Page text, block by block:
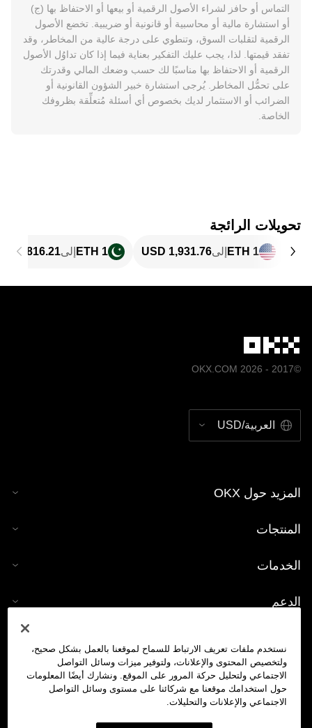
التماس أو حافز لشراء الأصول الرقمية أو بيعها أو الاحتفاظ بها (ج)
أو استشارة مالية أو محاسبية أو قانونية أو ضريبية. تخضع الأصول
الرقمية لتقلبات السوق، وتنطوي على درجة عالية من المخاطر، وقد
تفقد قيمتها. لذا، يجب عليك التفكير بعناية فيما إذا كان تداوُل الأصول
الرقمية أو الاحتفاظ بها مناسبًا لك حسب وضعك المالي وقدرتك
على تحمُّل المخاطر. يُرجى استشارة خبير الشؤون القانونية أو
الضرائب أو الاستثمار لديك بخصوص أي أسئلة مُتعلِّقة بظروفك
الخاصة.
تحويلات الرائجة
1 ETH إلى 1 ETH إلى
©2017 - 2026 OKX.COM
العربية/USD
المزيد حول OKX
المنتجات
الخدمات
الدعم
حاسبة العملات الرقمية
تداول
نستخدم ملفات تعريف الارتباط للسماح لموقعنا بالعمل بشكل صحيح،
ولتخصيص المحتوى والإعلانات، ولتوفير ميزات وسائل التواصل
الاجتماعي ولتحليل حركة المرور على الموقع. ونشارك أيضًا المعلومات
حول استخدامك موقعنا مع شركائنا على مستوى وسائل التواصل
الاجتماعي والإعلانات والتحليلات.